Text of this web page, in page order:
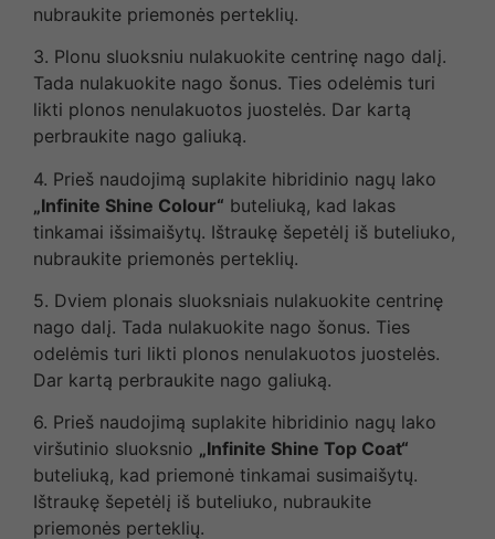
nubraukite priemonės perteklių.
3. Plonu sluoksniu nulakuokite centrinę nago dalį.
Tada nulakuokite nago šonus. Ties odelėmis turi
likti plonos nenulakuotos juostelės. Dar kartą
perbraukite nago galiuką.
4. Prieš naudojimą suplakite hibridinio nagų lako
„Infinite Shine Colour“ buteliuką, kad lakas
tinkamai išsimaišytų. Ištraukę šepetėlį iš buteliuko,
nubraukite priemonės perteklių.
5. Dviem plonais sluoksniais nulakuokite centrinę
nago dalį. Tada nulakuokite nago šonus. Ties
odelėmis turi likti plonos nenulakuotos juostelės.
Dar kartą perbraukite nago galiuką.
6. Prieš naudojimą suplakite hibridinio nagų lako
viršutinio sluoksnio „Infinite Shine Top Coat“
buteliuką, kad priemonė tinkamai susimaišytų.
Ištraukę šepetėlį iš buteliuko, nubraukite
priemonės perteklių.